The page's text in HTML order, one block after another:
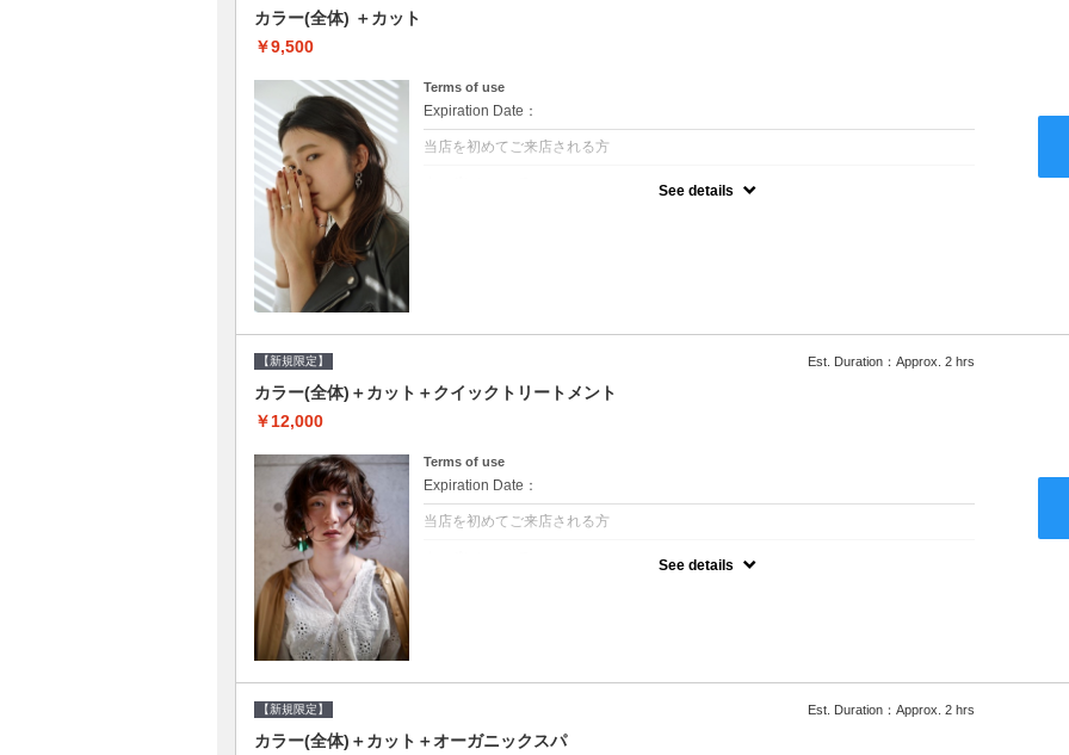
カラー(全体) ＋カット
￥9,500
Terms of use
Expiration Date：
当店を初めてご来店される方
See details
【新規限定】 Est. Duration：Approx. 2 hrs
カラー(全体)＋カット＋クイックトリートメント
￥12,000
Terms of use
Expiration Date：
当店を初めてご来店される方
See details
【新規限定】 Est. Duration：Approx. 2 hrs
カラー(全体)＋カット＋オーガニックスパ